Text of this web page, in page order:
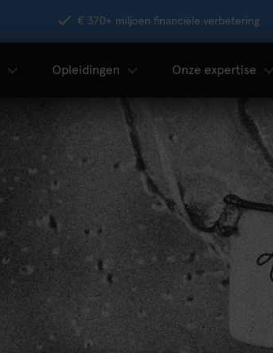
€ 370+ miljoen financiële verbetering
Opleidingen Onze expertise